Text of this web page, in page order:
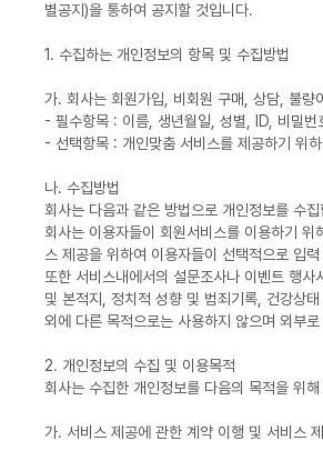
별공지)을 통하여 공지할 것입니다.
1. 수집하는 개인정보의 항목 및 수집방법
가. 회사는 회원가입, 비회원 구매, 상담, 불량
- 필수항목 : 이름, 생년월일, 성별, ID, 비밀
- 선택항목 : 개인맞춤 서비스를 제공하기 위
나. 수집방법
회사는 다음과 같은 방법으로 개인정보를 수집
회사는 이용자들이 회원서비스를 이용하기
스 제공을 위하여 이용자들이 선택적으로 입
또한 서비스내에서의 설문조사나 이벤트 행
및 본적지, 정치적 성향 및 범죄기록, 건강상
외에 다른 목적으로는 사용하지 않으며 외부
2. 개인정보의 수집 및 이용목적
회사는 수집한 개인정보를 다음의 목적을 위
가. 서비스 제공에 관한 계약 이행 및 서비스